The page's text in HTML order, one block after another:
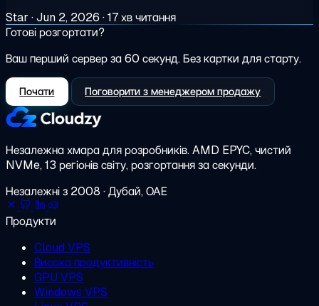
Star ·Jun 2, 2026 ·17 хв читання
Готові розгортати?
Ваш перший сервер за 60 секунд. Без картки для старту.
Почати Поговорити з менеджером продажу
Незалежна хмара для розробників.AMD EPYC, чистий
NVMe, 13 регіонів світу, розгортання за секунди.
Незалежні з 2008 · Дубай, ОАЕ
Продукти
Cloud VPS
Висока продуктивність
GPU VPS
Windows VPS